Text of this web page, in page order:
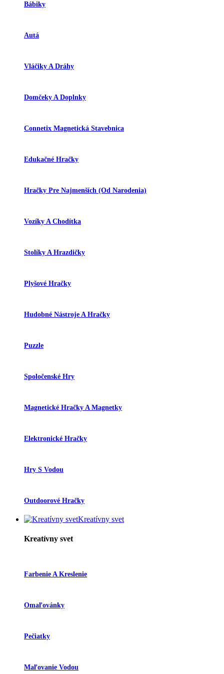
Bábiky
Autá
Vláčiky A Dráhy
Domčeky A Doplnky
Connetix Magnetická Stavebnica
Edukačné Hračky
Hračky Pre Najmenších (od Narodenia)
Vozíky A Chodítka
Stolíky A Hrazdičky
Plyšové Hračky
Hudobné Nástroje A Hračky
Puzzle
Spoločenské Hry
Magnetické Hračky A Magnetky
Elektronické Hračky
Hry S Vodou
Outdoorové Hračky
Kreatívny svet
Kreatívny svet
Farbenie A Kreslenie
Omaľovánky
Pečiatky
Maľovanie Vodou